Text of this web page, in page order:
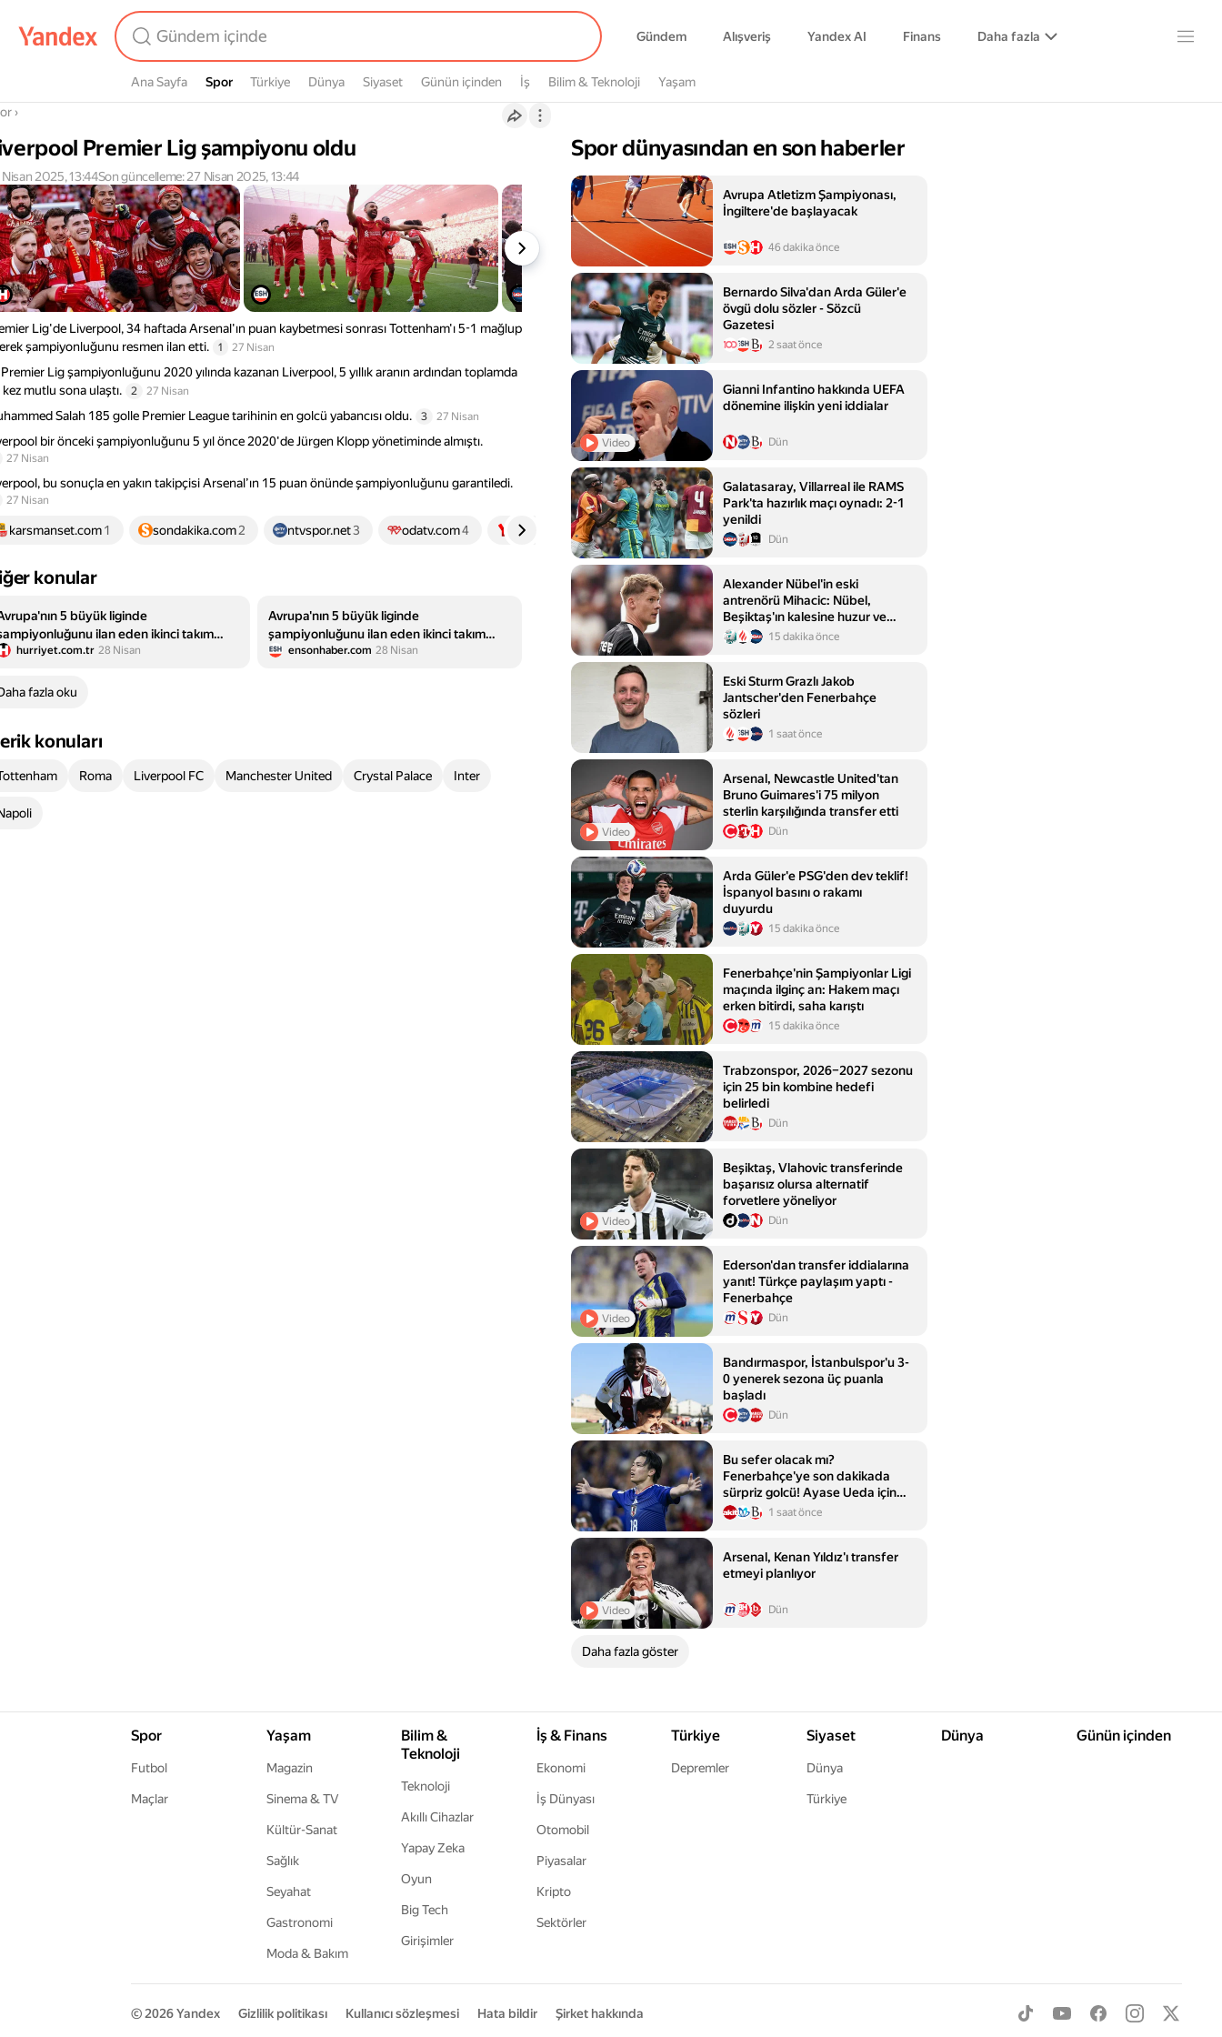
Gündem Alışveriş Yandex AI Finans Daha fazla
Ana Sayfa Spor
Spor Türkiye Dünya Siyaset Günün içinden İş Bilim & Teknoloji Yaşam
›
Premier Lig şampiyonu oldu
2025, 13:44Son güncelleme: 27 Nisan 2025, 13:44
Lig'de Liverpool, 34 haftada Arsenal'ın puan kaybetmesi sonrası Tottenham'ı 5-1 mağlup
şampiyonluğunu resmen ilan etti.
1 27 Nisan
Lig şampiyonluğunu 2020 yılında kazanan Liverpool, 5 yıllık aranın ardından toplamda
mutlu sona ulaştı.
2 27 Nisan
Salah 185 golle Premier League tarihinin en golcü yabancısı oldu. 3 27 Nisan
bir önceki şampiyonluğunu 5 yıl önce 2020'de Jürgen Klopp yönetiminde almıştı.
27 Nisan
bu sonuçla en yakın takipçisi Arsenal’ın 15 puan önünde şampiyonluğunu garantiledi.
27 Nisan
karsmanset.com1 sondakika.com2 ntvspor.net3 odatv.com4 turgutluyanki.com5
konular
5 büyük liginde
ilan eden ikinci takım
oldu
hurriyet.com.tr 28 Nisan
Avrupa'nın 5 büyük liginde
şampiyonluğunu ilan eden ikinci takım
Liverpool
ensonhaber.com 28 Nisan
fazla oku
konuları
Roma Liverpool FC Manchester United Crystal Palace Inter
Spor dünyasından en son haberler
Avrupa Atletizm Şampiyonası,
İngiltere'de başlayacak
46 dakika önce
Bernardo Silva'dan Arda Güler'e
övgü dolu sözler - Sözcü
Gazetesi
2 saat önce
Video
Gianni Infantino hakkında UEFA
dönemine ilişkin yeni iddialar
Dün
Galatasaray, Villarreal ile RAMS
Park'ta hazırlık maçı oynadı: 2-1
yenildi
Dün
Alexander Nübel'in eski
antrenörü Mihacic: Nübel,
Beşiktaş'ın kalesine huzur ve
güven getirecek!
15 dakika önce
Eski Sturm Grazlı Jakob
Jantscher'den Fenerbahçe
sözleri
1 saat önce
Video
Arsenal, Newcastle United'tan
Bruno Guimares'i 75 milyon
sterlin karşılığında transfer etti
Dün
Arda Güler'e PSG'den dev teklif!
İspanyol basını o rakamı
duyurdu
15 dakika önce
Fenerbahçe'nin Şampiyonlar Ligi
maçında ilginç an: Hakem maçı
erken bitirdi, saha karıştı
15 dakika önce
Trabzonspor, 2026–2027 sezonu
için 25 bin kombine hedefi
belirledi
Dün
Video
Beşiktaş, Vlahovic transferinde
başarısız olursa alternatif
forvetlere yöneliyor
Dün
Video
Ederson'dan transfer iddialarına
yanıt! Türkçe paylaşım yaptı -
Fenerbahçe
Dün
Bandırmaspor, İstanbulspor'u 3-
0 yenerek sezona üç puanla
başladı
Dün
Bu sefer olacak mı?
Fenerbahçe'ye son dakikada
sürpriz golcü! Ayase Ueda için
milyonlarca euroluk teklif
1 saat önce
Video
Arsenal, Kenan Yıldız'ı transfer
etmeyi planlıyor
Dün
Daha fazla göster
Spor
Futbol
Maçlar
Yaşam
Magazin
Sinema & TV
Kültür-Sanat
Sağlık
Seyahat
Gastronomi
Moda & Bakım
Bilim &
Teknoloji
Teknoloji
Akıllı Cihazlar
Yapay Zeka
Oyun
Big Tech
Girişimler
İş & Finans
Ekonomi
İş Dünyası
Otomobil
Piyasalar
Kripto
Sektörler
Türkiye
Depremler
Siyaset
Dünya
Türkiye
Dünya Günün içinden
© 2026Yandex Gizlilik politikası Kullanıcı sözleşmesi Hata bildir Şirket hakkında